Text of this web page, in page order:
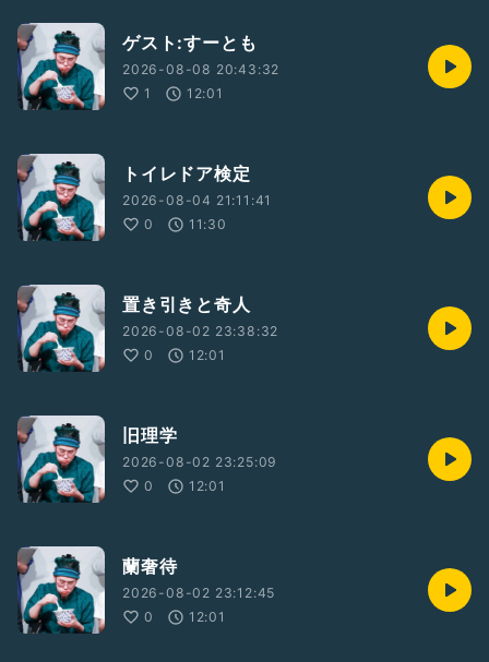
ゲスト:すーとも
2026-08-08 20:43:32
1
12:01
トイレドア検定
2026-08-04 21:11:41
0
11:30
置き引きと奇人
2026-08-02 23:38:32
0
12:01
旧理学
2026-08-02 23:25:09
0
12:01
蘭奢待
2026-08-02 23:12:45
0
12:01